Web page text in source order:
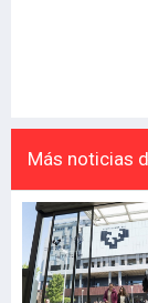
Más noticias